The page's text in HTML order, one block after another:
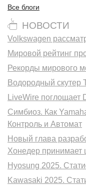
Все блоги
НОВОСТИ
Volkswagen
Мировой рейтинг
Рекорды мирового
Водородный скутер
LiveWire поглощает
Симбиоз. Как
Контроль и Автомат
Новый глава
Хонедер принимает
Hyosung 2025.
Kawasaki 2025.